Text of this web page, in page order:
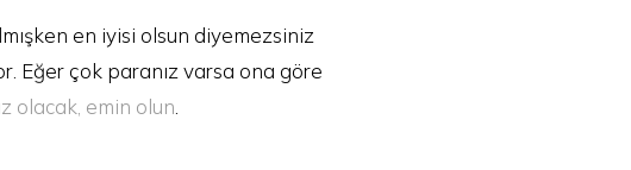
en iyisi olsun diyemezsiniz
Eğer çok paranız varsa ona göre
olacak, emin olun